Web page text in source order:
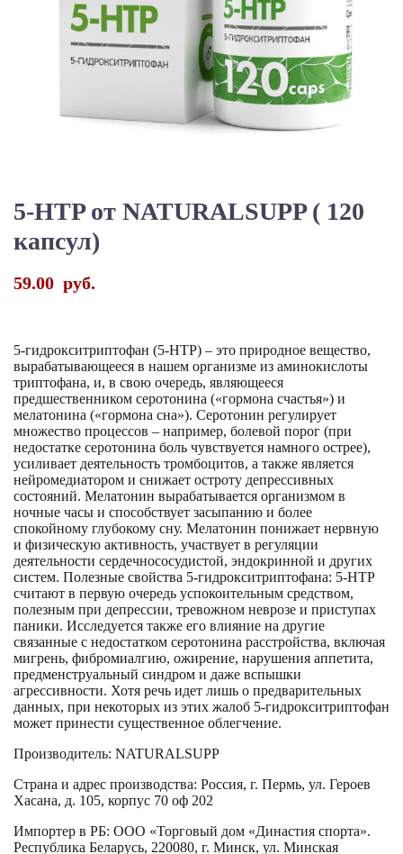
5-HTP от NATURALSUPP ( 120
капсул)
59.00 руб.
5-гидрокситриптофан (5-HTP) – это природное вещество,
вырабатывающееся в нашем организме из аминокислоты
триптофана, и, в свою очередь, являющееся
предшественником серотонина («гормона счастья») и
мелатонина («гормона сна»). Серотонин регулирует
множество процессов – например, болевой порог (при
недостатке серотонина боль чувствуется намного острее),
усиливает деятельность тромбоцитов, а также является
нейромедиатором и снижает остроту депрессивных
состояний. Мелатонин вырабатывается организмом в
ночные часы и способствует засыпанию и более
спокойному глубокому сну. Мелатонин понижает нервную
и физическую активность, участвует в регуляции
деятельности сердечнососудистой, эндокринной и других
систем. Полезные свойства 5-гидрокситриптофана: 5-НТР
считают в первую очередь успокоительным средством,
полезным при депрессии, тревожном неврозе и приступах
паники. Исследуется также его влияние на другие
связанные с недостатком серотонина расстройства, включая
мигрень, фибромиалгию, ожирение, нарушения аппетита,
предменструальный синдром и даже вспышки
агрессивности. Хотя речь идет лишь о предварительных
данных, при некоторых из этих жалоб 5-гидрокситриптофан
может принести существенное облегчение.
Производитель: NATURALSUPP
Страна и адрес производства: Россия, г. Пермь, ул. Героев
Хасана, д. 105, корпус 70 оф 202
Импортер в РБ: ООО «Торговый дом «Династия спорта».
Республика Беларусь, 220080, г. Минск, ул. Минская